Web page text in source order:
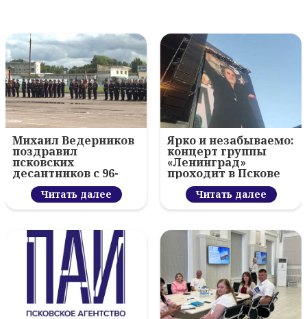
Михаил Ведерников
поздравил
псковских
десантников с 96-
летием ВДВ и
вручил награды
Читать далее
Ярко и незабываемо:
концерт группы
«Ленинград»
проходит в Пскове
Читать далее